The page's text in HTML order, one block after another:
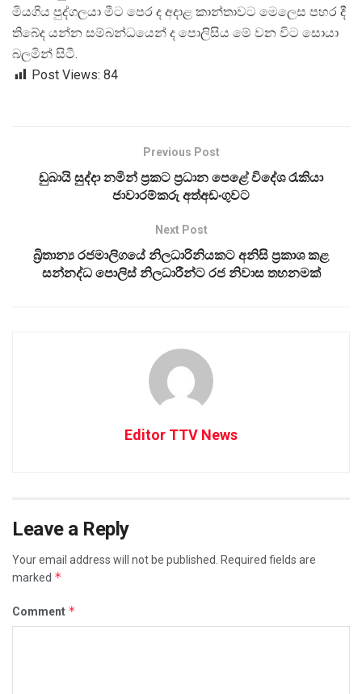
මියගිය පුද්ගලයා මීට පෙර ද අදාළ කාන්තාවට මෙලෙස පහර දී
තිබේද යන්න සම්බන්ධයෙන් ද පොලිසිය මේ වන විට සොයා
බලමින් සිටී.
Post Views: 84
Previous Post
ඩුබායි සුද්දා නමින් ප්‍රකට ප්‍රධාන පෙළේ විදේශ රැකියා
ජාවාරම්කරු අත්අඩංගුවට
Next Post
බ්‍රිතාන්‍ය රජමාලිගයේ නිලධාරිනියකට අනිසි ප්‍රකාශ කළ
සන්නද්ධ පොලිස් නිලධාරීන්ට රජ නිවාස තහනමක්
Editor TTV News
Leave a Reply
Your email address will not be published. Required fields are
marked *
Comment *